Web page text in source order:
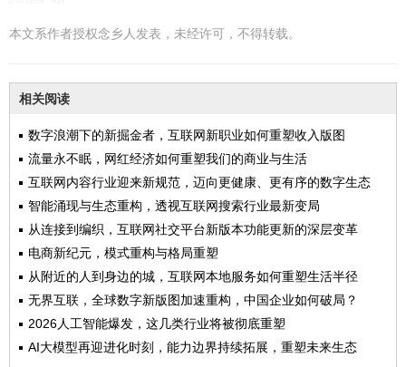
本文系作者授权念乡人发表，未经许可，不得转载。
相关阅读
数字浪潮下的新掘金者，互联网新职业如何重塑收入版图
流量永不眠，网红经济如何重塑我们的商业与生活
互联网内容行业迎来新规范，迈向更健康、更有序的数字生态
智能涌现与生态重构，透视互联网搜索行业最新变局
从连接到编织，互联网社交平台新版本功能更新的深层变革
电商新纪元，模式重构与格局重塑
从附近的人到身边的城，互联网本地服务如何重塑生活半径
无界互联，全球数字新版图加速重构，中国企业如何破局？
2026人工智能爆发，这几类行业将被彻底重塑
AI大模型再迎进化时刻，能力边界持续拓展，重塑未来生态